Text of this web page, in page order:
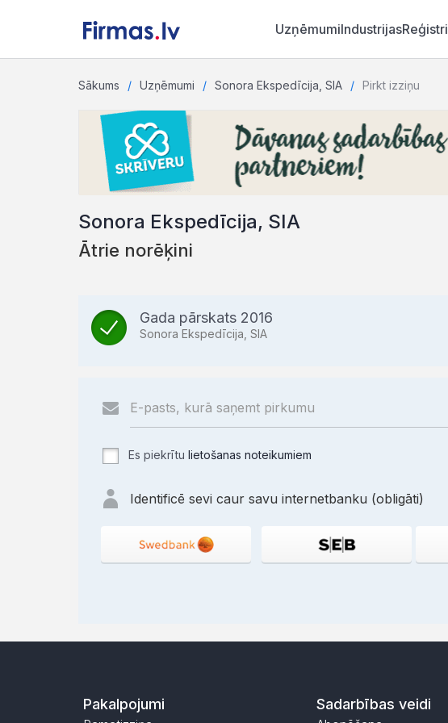
UzņēmumiIndustrijasReģistri
Sākums Uzņēmumi Sonora Ekspedīcija, SIA Pirkt izziņu
Sonora Ekspedīcija, SIA
Ātrie norēķini
Gada pārskats 2016
Sonora Ekspedīcija, SIA
Es piekrītu lietošanas noteikumiem
Identificē sevi caur savu internetbanku (obligāti)
Pakalpojumi Sadarbības veidi